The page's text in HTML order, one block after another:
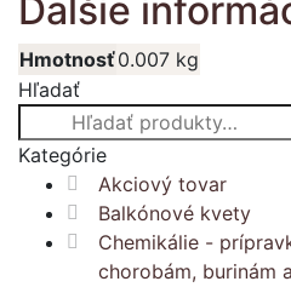
Ďalšie
Hmotnosť0.007 kg
Hľadať
Hľadať:
Kategórie
Akciový tovar
Balkónové kvety
Chemikálie -
chorobám, burinám